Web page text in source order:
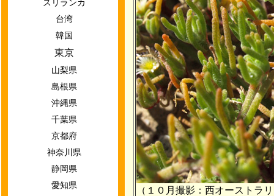
スリランカ
台湾
韓国
東京
山梨県
島根県
沖縄県
千葉県
京都府
神奈川県
静岡県
愛知県
（１０月撮影：西オーストラ